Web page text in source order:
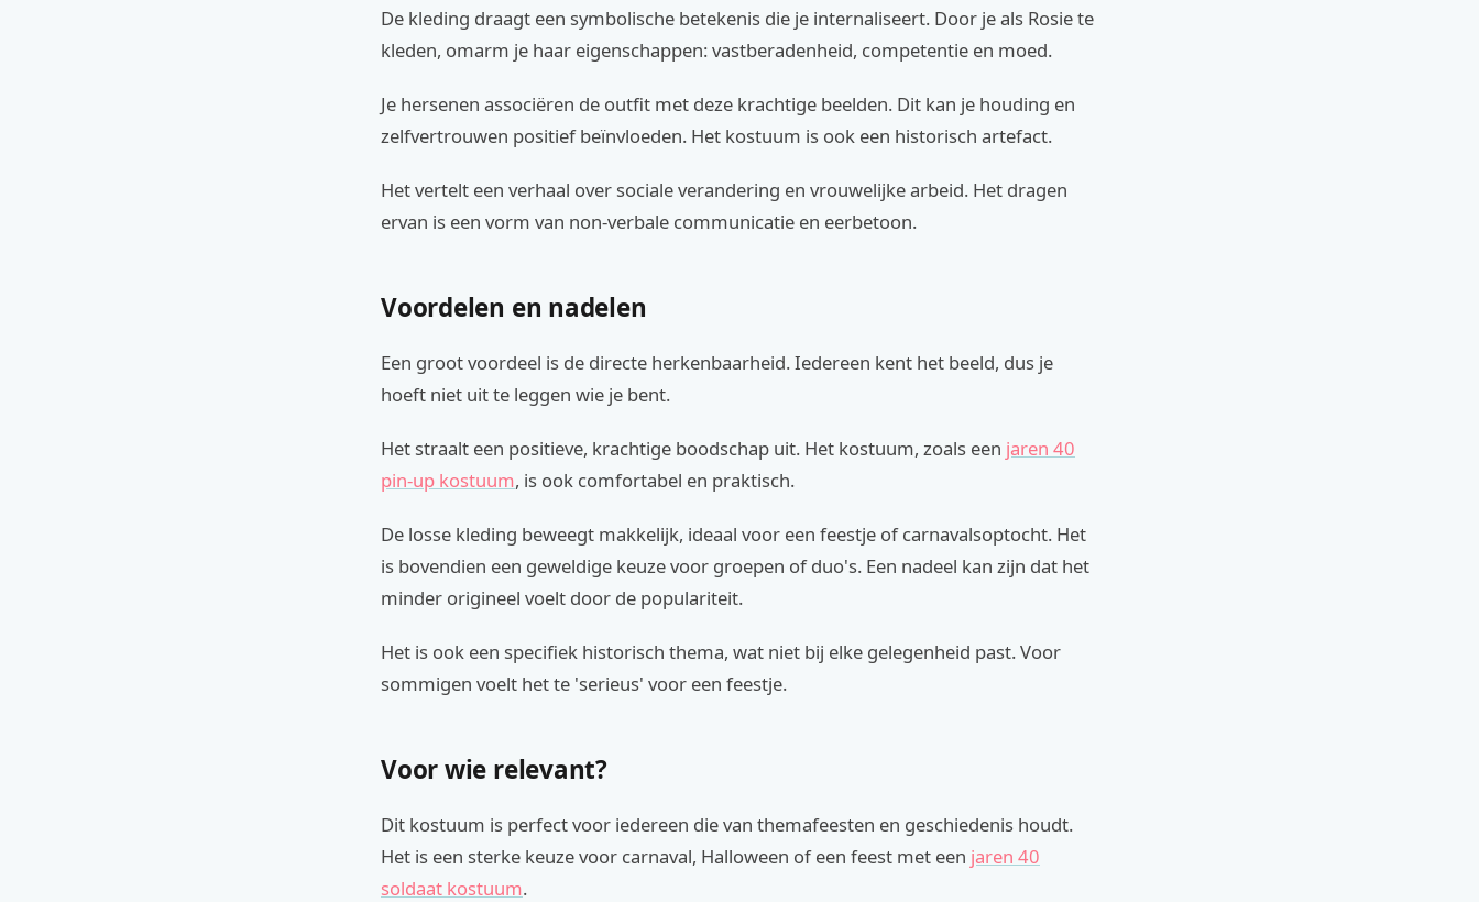
De kleding draagt een symbolische betekenis die je internaliseert. Door je als Rosie te
kleden, omarm je haar eigenschappen: vastberadenheid, competentie en moed.
Je hersenen associëren de outfit met deze krachtige beelden. Dit kan je houding en
zelfvertrouwen positief beïnvloeden. Het kostuum is ook een historisch artefact.
Het vertelt een verhaal over sociale verandering en vrouwelijke arbeid. Het dragen
ervan is een vorm van non-verbale communicatie en eerbetoon.
Voordelen en nadelen
Een groot voordeel is de directe herkenbaarheid. Iedereen kent het beeld, dus je
hoeft niet uit te leggen wie je bent.
Het straalt een positieve, krachtige boodschap uit. Het kostuum, zoals een jaren 40
pin-up kostuum, is ook comfortabel en praktisch.
De losse kleding beweegt makkelijk, ideaal voor een feestje of carnavalsoptocht. Het
is bovendien een geweldige keuze voor groepen of duo's. Een nadeel kan zijn dat het
minder origineel voelt door de populariteit.
Het is ook een specifiek historisch thema, wat niet bij elke gelegenheid past. Voor
sommigen voelt het te 'serieus' voor een feestje.
Voor wie relevant?
Dit kostuum is perfect voor iedereen die van themafeesten en geschiedenis houdt.
Het is een sterke keuze voor carnaval, Halloween of een feest met een jaren 40
soldaat kostuum.